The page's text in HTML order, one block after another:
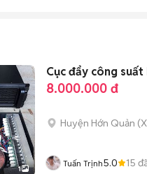
1
Cục đẩy công
8.000.000 đ
Huyện Hớn Quản (
Tuấn Trịnh5.0 15